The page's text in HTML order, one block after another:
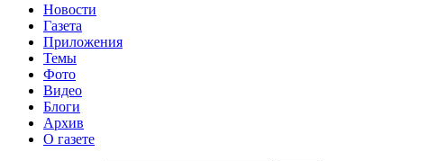
Новости
Газета
Приложения
Темы
Фото
Видео
Блоги
Архив
О газете